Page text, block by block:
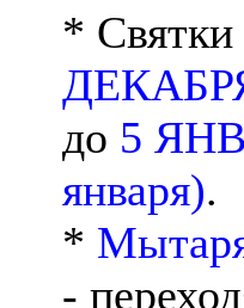
* Святки
до 5
января).
*
-